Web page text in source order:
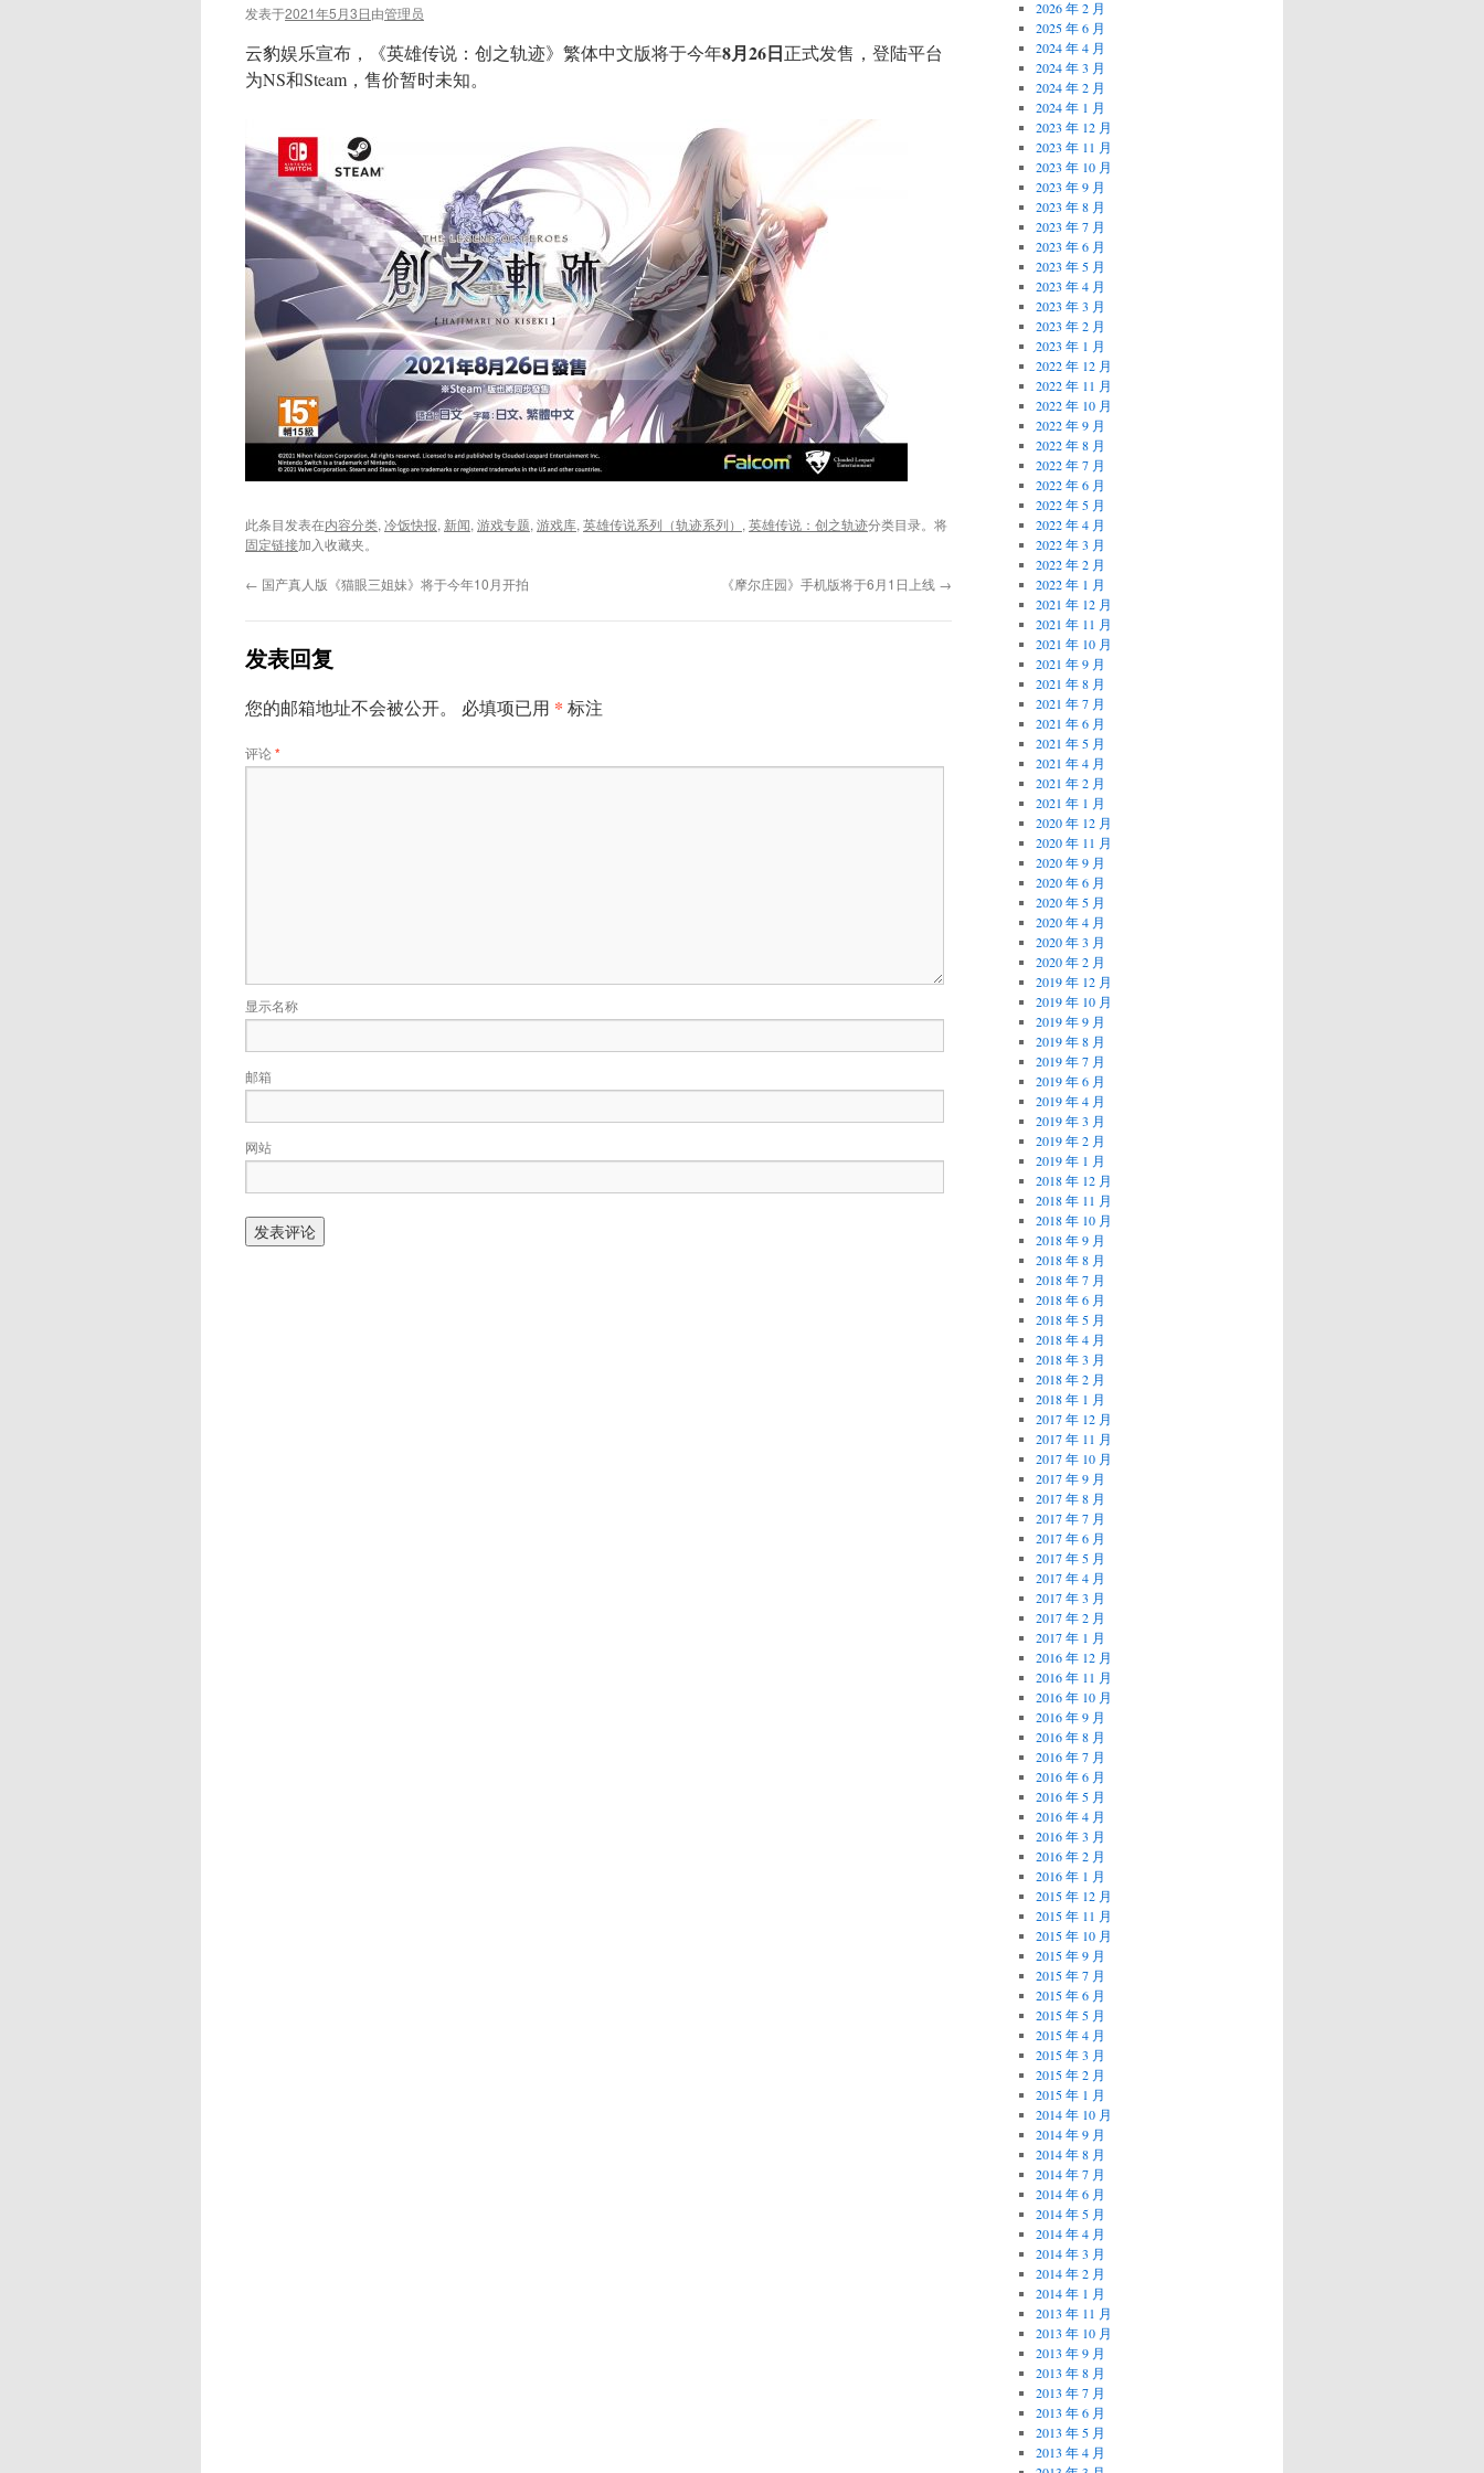
发表于2021年5月3日由管理员
云豹娱乐宣布，《英雄传说：创之轨迹》繁体中文版将于今年8月26日正式发售，登陆平台
为NS和Steam，售价暂时未知。
此条目发表在内容分类, 冷饭快报, 新闻, 游戏专题, 游戏库, 英雄传说系列（轨迹系列） , 英雄传说：创之轨迹分类目录。将
固定链接加入收藏夹。
← 国产真人版《猫眼三姐妹》将于今年10月开拍 《摩尔庄园》手机版将于6月1日上线 →
发表回复
您的邮箱地址不会被公开。 必填项已用 * 标注
评论*
显示名称
邮箱
网站
2026 年 2 月
2025 年 6 月
2024 年 4 月
2024 年 3 月
2024 年 2 月
2024 年 1 月
2023 年 12 月
2023 年 11 月
2023 年 10 月
2023 年 9 月
2023 年 8 月
2023 年 7 月
2023 年 6 月
2023 年 5 月
2023 年 4 月
2023 年 3 月
2023 年 2 月
2023 年 1 月
2022 年 12 月
2022 年 11 月
2022 年 10 月
2022 年 9 月
2022 年 8 月
2022 年 7 月
2022 年 6 月
2022 年 5 月
2022 年 4 月
2022 年 3 月
2022 年 2 月
2022 年 1 月
2021 年 12 月
2021 年 11 月
2021 年 10 月
2021 年 9 月
2021 年 8 月
2021 年 7 月
2021 年 6 月
2021 年 5 月
2021 年 4 月
2021 年 2 月
2021 年 1 月
2020 年 12 月
2020 年 11 月
2020 年 9 月
2020 年 6 月
2020 年 5 月
2020 年 4 月
2020 年 3 月
2020 年 2 月
2019 年 12 月
2019 年 10 月
2019 年 9 月
2019 年 8 月
2019 年 7 月
2019 年 6 月
2019 年 4 月
2019 年 3 月
2019 年 2 月
2019 年 1 月
2018 年 12 月
2018 年 11 月
2018 年 10 月
2018 年 9 月
2018 年 8 月
2018 年 7 月
2018 年 6 月
2018 年 5 月
2018 年 4 月
2018 年 3 月
2018 年 2 月
2018 年 1 月
2017 年 12 月
2017 年 11 月
2017 年 10 月
2017 年 9 月
2017 年 8 月
2017 年 7 月
2017 年 6 月
2017 年 5 月
2017 年 4 月
2017 年 3 月
2017 年 2 月
2017 年 1 月
2016 年 12 月
2016 年 11 月
2016 年 10 月
2016 年 9 月
2016 年 8 月
2016 年 7 月
2016 年 6 月
2016 年 5 月
2016 年 4 月
2016 年 3 月
2016 年 2 月
2016 年 1 月
2015 年 12 月
2015 年 11 月
2015 年 10 月
2015 年 9 月
2015 年 7 月
2015 年 6 月
2015 年 5 月
2015 年 4 月
2015 年 3 月
2015 年 2 月
2015 年 1 月
2014 年 10 月
2014 年 9 月
2014 年 8 月
2014 年 7 月
2014 年 6 月
2014 年 5 月
2014 年 4 月
2014 年 3 月
2014 年 2 月
2014 年 1 月
2013 年 11 月
2013 年 10 月
2013 年 9 月
2013 年 8 月
2013 年 7 月
2013 年 6 月
2013 年 5 月
2013 年 4 月